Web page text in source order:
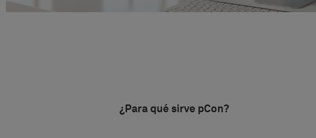
¿Para qué sirve pCon?